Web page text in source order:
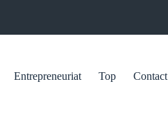
Entrepreneuriat Top Contact